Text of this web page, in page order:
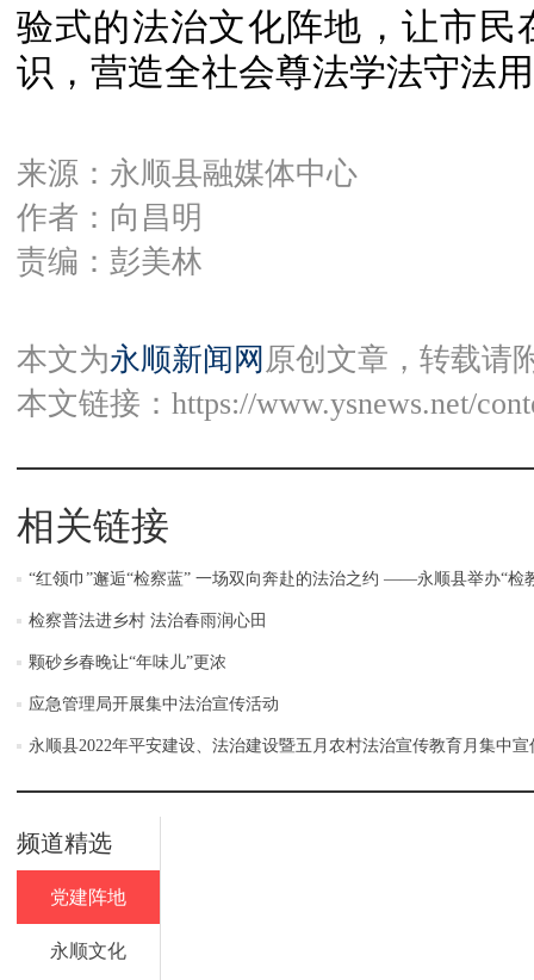
验式的法治文化阵地，让市
识，营造全社会尊法学法守法
来源：永顺县融媒体中心
作者：向昌明
责编：彭美林
本文为永顺新闻网 原创文章，转载请
本文链接： https://www.ysnews.net/
相关链接
“红领巾”邂逅“检察蓝” 一场双向奔赴的法治之约 ——永顺县举办“检
检察普法进乡村 法治春雨润心田
颗砂乡春晚让“年味儿”更浓
应急管理局开展集中法治宣传活动
永顺县2022年平安建设、法治建设暨五月农村法治宣传教育月集中宣
频道精选
党建阵地
永顺文化